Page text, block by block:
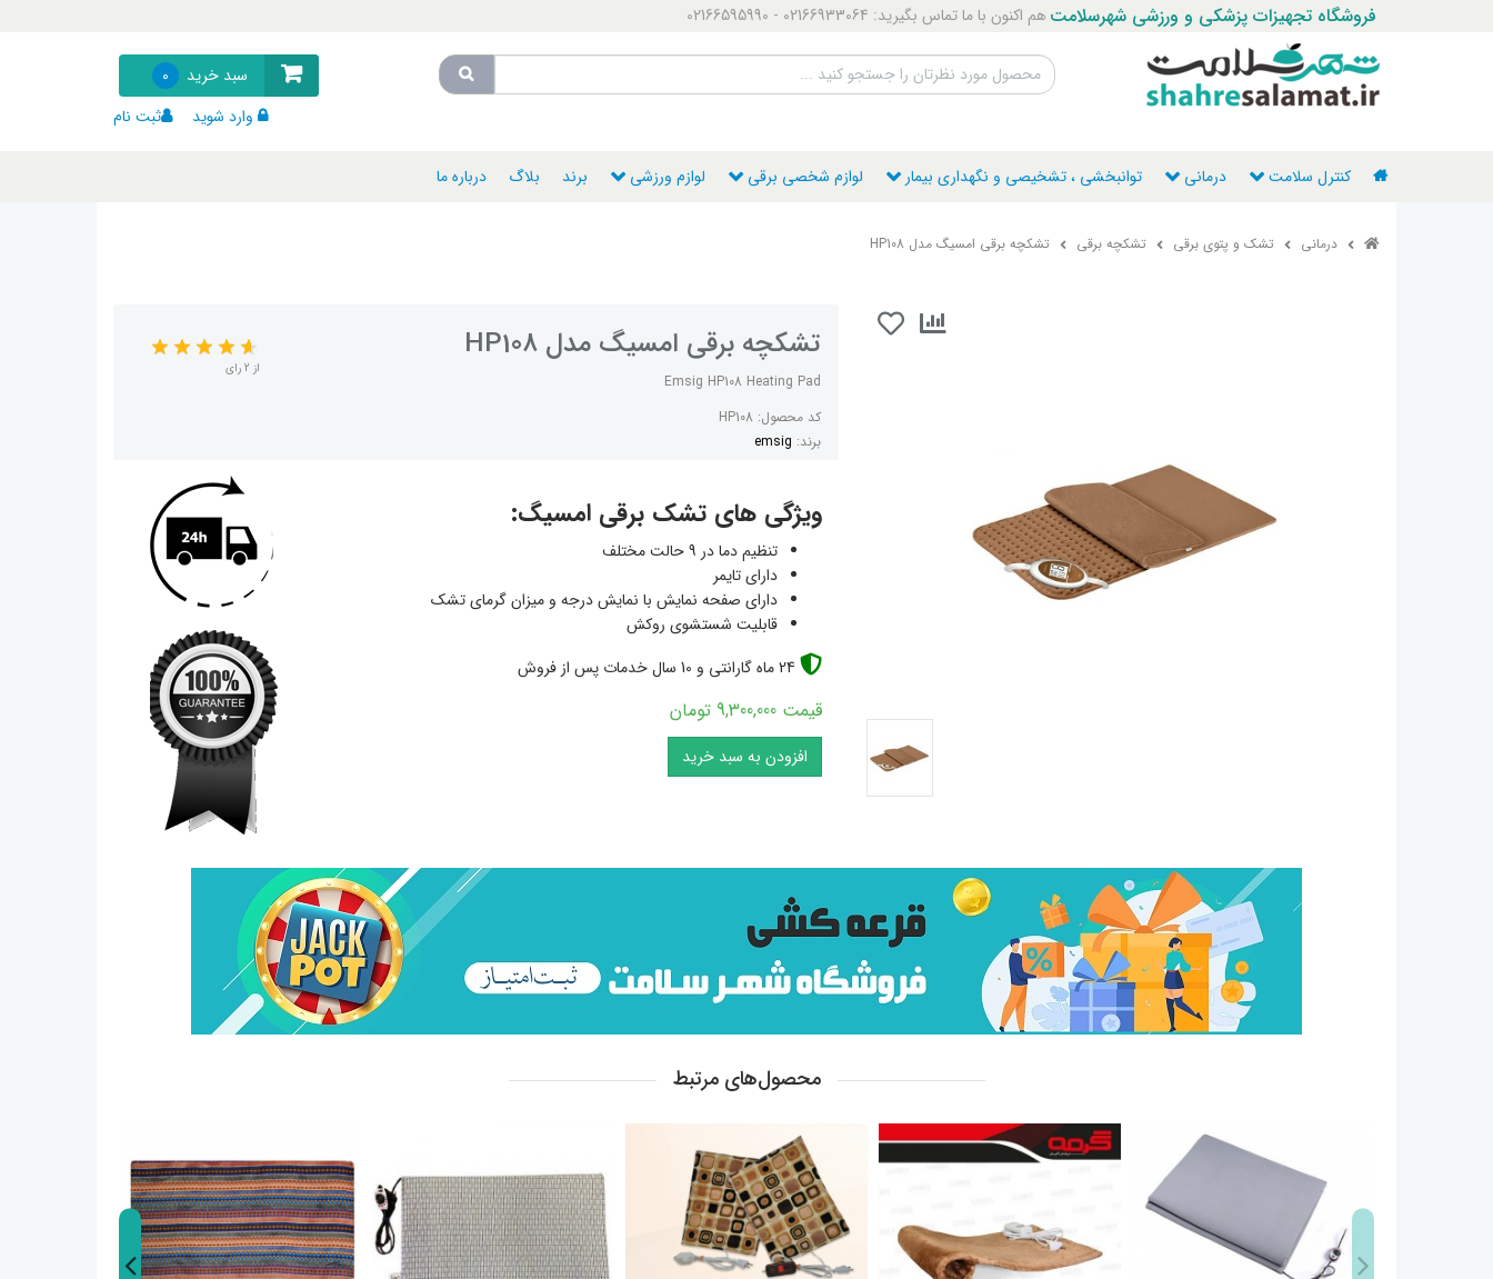
فروشگاه تجهیزات پزشکی و ورزشی شهرسلامت هم اکنون با ما تماس بگیرید: 02166933064 - 02166595990
سبد خرید
0
وارد شوید
ثبت نام
کنترل سلامت درمانی توانبخشی ، تشخیصی و نگهداری بیمار لوازم شخصی برقی لوازم ورزشی برند بلاگ درباره ما
درمانی تشک و پتوی برقی تشکچه برقی تشکچه برقی امسیگ مدل HP108
تشکچه برقی امسیگ مدل HP108
Emsig HP108 Heating Pad
کد محصول:HP108
برند: emsig
از 2 رای
ویژگی های تشک برقی امسیگ:
تنظیم دما در 9 حالت مختلف
دارای تایمر
دارای صفحه نمایش با نمایش درجه و میزان گرمای تشک
قابلیت شستشوی روکش
قیمت 9,300,000 تومان
محصول‌های مرتبط